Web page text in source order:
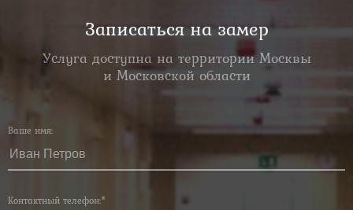
Записаться на замер
Услуга доступна на территории Москвы
и Московской области
Ваше имя:
Контактный телефон:*